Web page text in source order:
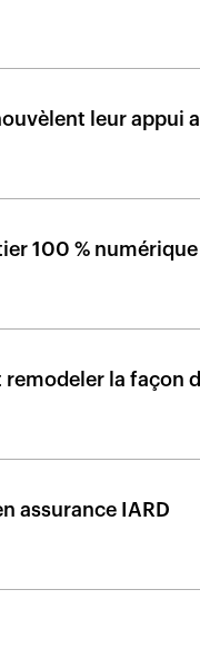
leur appui
100 %
remodeler la façon
assurance IARD